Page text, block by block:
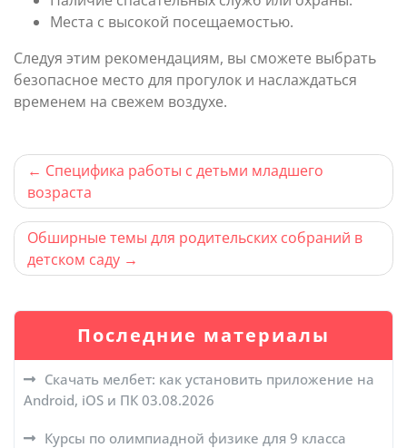
Места с высокой посещаемостью.
Следуя этим рекомендациям, вы сможете выбрать
безопасное место для прогулок и наслаждаться
временем на свежем воздухе.
Навигация
по
записям
Специфика работы с детьми младшего
возраста
Обширные темы для родительских собраний в
детском саду
Последние материалы
Скачать мелбет: как установить приложение на
Android, iOS и ПК 03.08.2026
Курсы по олимпиадной физике для 9 класса